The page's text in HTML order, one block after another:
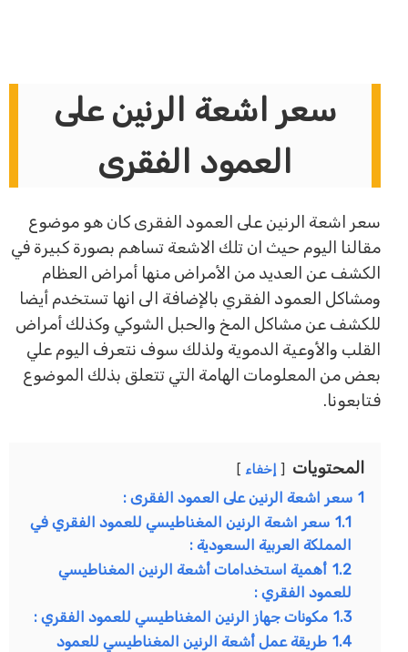
سعر اشعة الرنين على
العمود الفقرى
سعر اشعة الرنين على العمود الفقرى كان هو موضوع
مقالنا اليوم حيث ان تلك الاشعة تساهم بصورة كبيرة في
الكشف عن العديد من الأمراض منها أمراض العظام
ومشاكل العمود الفقري بالإضافة الى انها تستخدم أيضا
للكشف عن مشاكل المخ والحبل الشوكي وكذلك أمراض
القلب والأوعية الدموية ولذلك سوف نتعرف اليوم علي
بعض من المعلومات الهامة التي تتعلق بذلك الموضوع
فتابعونا.
المحتويات إخفاء
سعر اشعة الرنين على العمود الفقرى :
سعر اشعة الرنين المغناطيسي للعمود الفقري في
المملكة العربية السعودية :
1.2 أهمية استخدامات أشعة الرنين المغناطيسي
للعمود الفقري :
1.3 مكونات جهاز الرنين المغناطيسي للعمود الفقري :
1.4 طريقة عمل أشعة الرنين المغناطيسي للعمود